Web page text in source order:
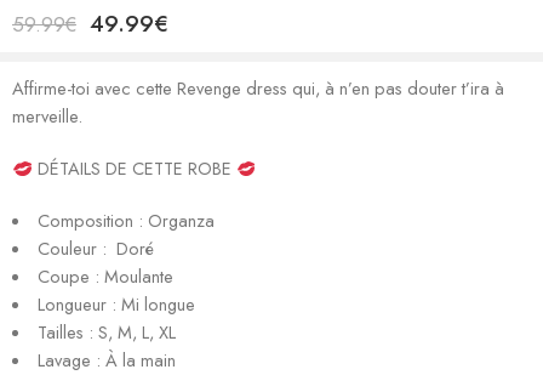
Noté5.00
1
client
59.99€ 49.99€
Affirme-toi avec cette Revenge dress qui, à n’en pas douter t’ira à
merveille.
DÉTAILS DE CETTE ROBE
Composition : Organza
Couleur : Doré
Coupe : Moulante
Longueur : Mi longue
Tailles : S, M, L, XL
Lavage : À la main